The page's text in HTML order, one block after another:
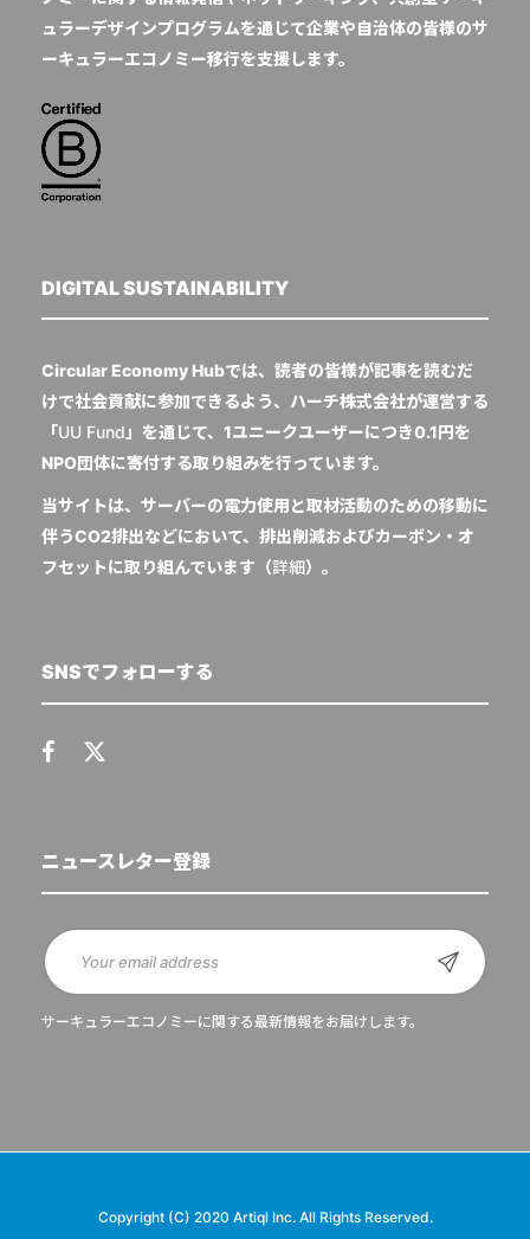
ュラーデザインプログラムを通じて企業や自治体の皆様のサ
ーキュラーエコノミー移行を支援します。
DIGITAL SUSTAINABILITY
Circular Economy Hubでは、読者の皆様が記事を読むだ
けで社会貢献に参加できるよう、ハーチ株式会社が運営する
「UU Fund 」を通じて、1ユニークユーザーにつき0.1円を
NPO団体に寄付する取り組みを行っています。
当サイトは、サーバーの電力使用と取材活動のための移動に
伴うCO2排出などにおいて、排出削減およびカーボン・オ
フセットに取り組んでいます（詳細）。
SNSでフォローする
ニュースレター登録
サーキュラーエコノミーに関する最新情報をお届けします。
Copyright (C) 2020 Artiql Inc. All Rights Reserved.